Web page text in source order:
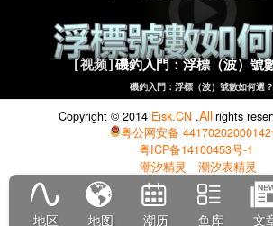
[视频]磯釣入門：浮標（波）號
磯釣入門：浮標（波）號數如何選？
Copyright © 2014 Eisk.CN .Allrights
粤公网安备
粤ICP备14100453号-1
潮汐精灵
潮汐表精灵
地区 地图 潮历 鱼库 文